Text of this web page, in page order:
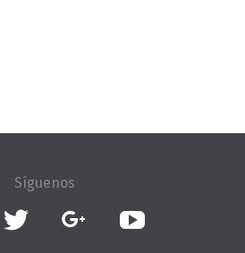
Twitter Google+